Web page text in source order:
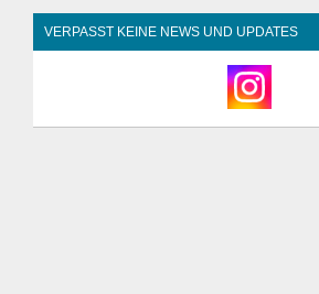
VERPASST KEINE NEWS UND UPDATES